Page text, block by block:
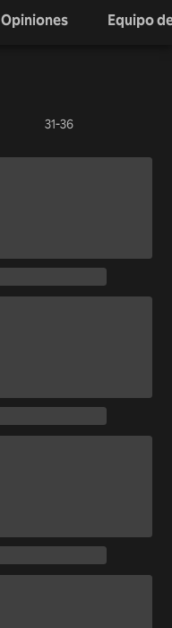
Opiniones Equipo
31-36